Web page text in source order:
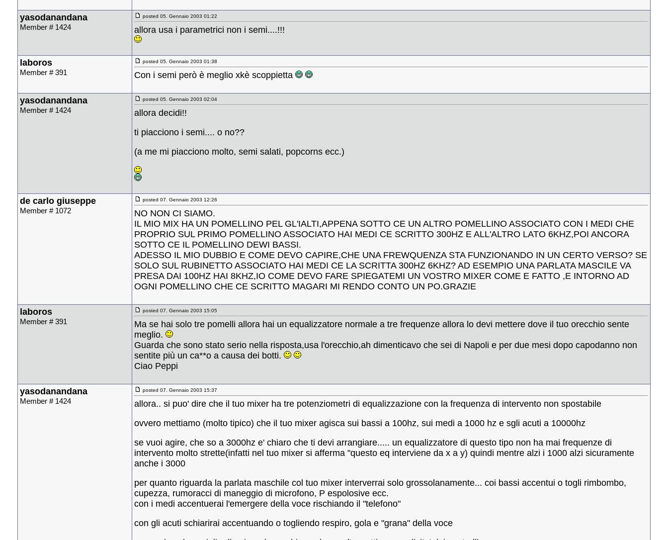
yasodanandana
Member # 1424
posted 05. Gennaio 2003 01:22
allora usa i parametrici non i semi....!!!
laboros
Member # 391
posted 05. Gennaio 2003 01:38
Con i semi però è meglio xkè scoppietta
yasodanandana
Member # 1424
posted 05. Gennaio 2003 02:04
allora decidi!!
ti piacciono i semi.... o no??
(a me mi piacciono molto, semi salati, popcorns ecc.)
de carlo giuseppe
Member # 1072
posted 07. Gennaio 2003 12:26
NO NON CI SIAMO.
IL MIO MIX HA UN POMELLINO PEL GL'IALTI,APPENA SOTTO CE UN ALTRO POMELLINO ASSOCIATO CON I MEDI CHE
PROPRIO SUL PRIMO POMELLINO ASSOCIATO HAI MEDI CE SCRITTO 300HZ E ALL'ALTRO LATO 6KHZ,POI ANCORA
SOTTO CE IL POMELLINO DEWI BASSI.
ADESSO IL MIO DUBBIO E COME DEVO CAPIRE,CHE UNA FREWQUENZA STA FUNZIONANDO IN UN CERTO VERSO? SE
SOLO SUL RUBINETTO ASSOCIATO HAI MEDI CE LA SCRITTA 300HZ 6KHZ? AD ESEMPIO UNA PARLATA MASCILE VA
PRESA DAI 100HZ HAI 8KHZ,IO COME DEVO FARE SPIEGATEMI UN VOSTRO MIXER COME E FATTO ,E INTORNO AD
OGNI POMELLINO CHE CE SCRITTO MAGARI MI RENDO CONTO UN PO.GRAZIE
laboros
Member # 391
posted 07. Gennaio 2003 15:05
Ma se hai solo tre pomelli allora hai un equalizzatore normale a tre frequenze allora lo devi mettere dove il tuo orecchio sente
meglio.
Guarda che sono stato serio nella risposta,usa l'orecchio,ah dimenticavo che sei di Napoli e per due mesi dopo capodanno non
sentite più un ca**o a causa dei botti.
Ciao Peppi
yasodanandana
Member # 1424
posted 07. Gennaio 2003 15:37
allora.. si puo' dire che il tuo mixer ha tre potenziometri di equalizzazione con la frequenza di intervento non spostabile
ovvero mettiamo (molto tipico) che il tuo mixer agisca sui bassi a 100hz, sui medi a 1000 hz e sgli acuti a 10000hz
se vuoi agire, che so a 3000hz e' chiaro che ti devi arrangiare..... un equalizzatore di questo tipo non ha mai frequenze di
intervento molto strette(infatti nel tuo mixer si afferma "questo eq interviene da x a y) quindi mentre alzi i 1000 alzi sicuramente
anche i 3000
per quanto riguarda la parlata maschile col tuo mixer interverrai solo grossolanamente... coi bassi accentui o togli rimbombo,
cupezza, rumoracci di maneggio di microfono, P espolosive ecc.
con i medi accentuerai l'emergere della voce rischiando il "telefono"
con gli acuti schiarirai accentuando o togliendo respiro, gola e "grana" della voce